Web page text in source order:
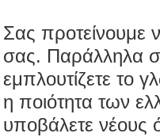
Σας προτείνουμε
σας. Παράλληλα
εμπλουτίζετε το
η ποιότητα των
υποβάλετε νέους